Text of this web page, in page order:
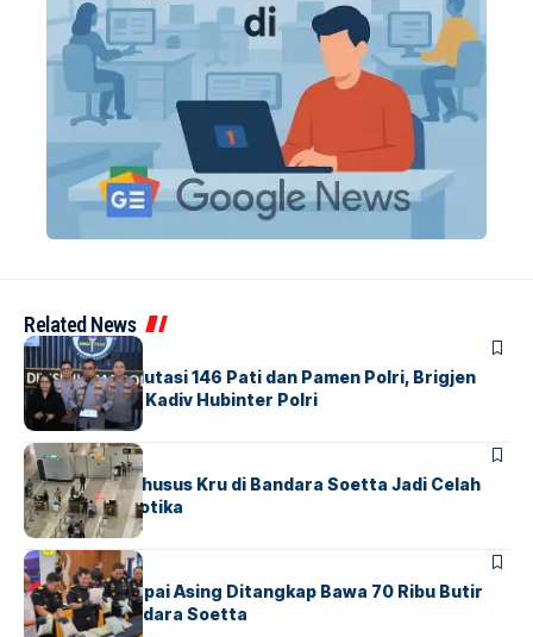
Related News
BERITA
Mabes Polri Mutasi 146 Pati dan Pamen Polri, Brigjen
Untung Jabat Kadiv Hubinter Polri
BANDARABERITA
Ketika Jalur Khusus Kru di Bandara Soetta Jadi Celah
Sindikat Narkotika
BANDARA BERITA
Kopilot Maskapai Asing Ditangkap Bawa 70 Ribu Butir
Ekstasi di Bandara Soetta